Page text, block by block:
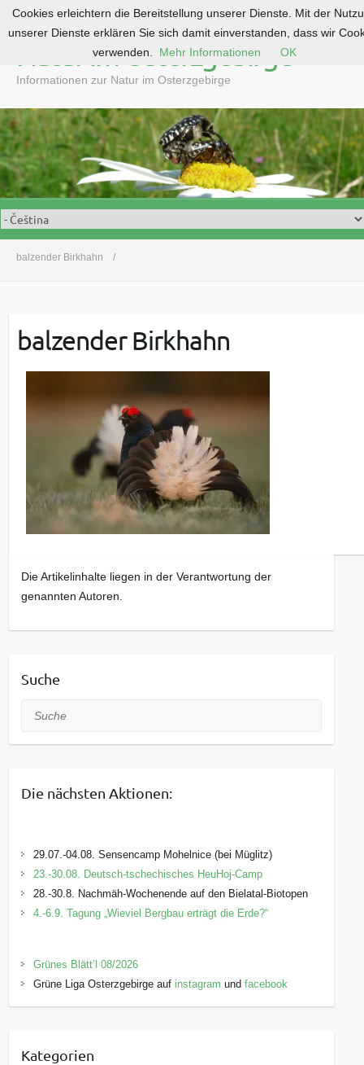
o
c
o
n
e
n
Natur im Osterzgebirge
Informationen zur Natur im Osterzgebirge
balzender Birkhahn
balzender Birkhahn
Die Artikelinhalte liegen in der Verantwortung der
genannten Autoren.
Suche
Suche
Die nächsten Aktionen:
29.07.-04.08. Sensencamp Mohelnice (bei Müglitz)
23.-30.08. Deutsch-tschechisches HeuHoj-Camp
28.-30.8. Nachmäh-Wochenende auf den Bielatal-Biotopen
4.-6.9. Tagung „Wieviel Bergbau erträgt die Erde?“
Grünes Blätt’l 08/2026
Grüne Liga Osterzgebirge auf instagram undfacebook
Kategorien
Cookies erleichtern die Bereitstellung unserer Dienste. Mit der
unserer Dienste erklären Sie sich damit einverstanden, dass wir
verwenden.
Mehr Informationen OK